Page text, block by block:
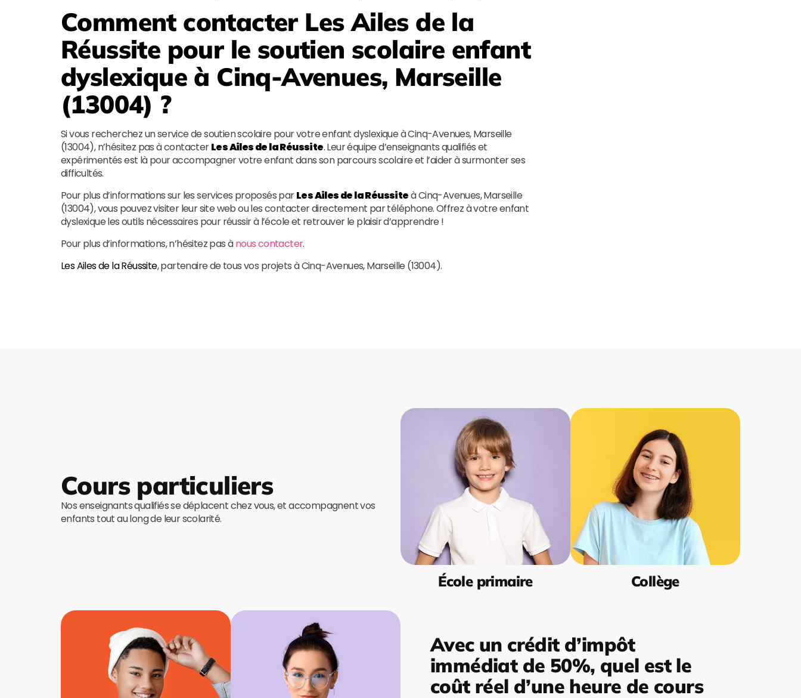
Comment contacter Les Ailes de la
Réussite pour le soutien scolaire enfant
dyslexique à Cinq-Avenues, Marseille
(13004) ?
Si vous recherchez un service de soutien scolaire pour votre enfant dyslexique à Cinq-Avenues, Marseille
(13004), n’hésitez pas à contacterLes Ailes de la Réussite. Leur équipe d’enseignants qualifiés et
expérimentés est là pour accompagner votre enfant dans son parcours scolaire et l’aider à surmonter ses
difficultés.
Pour plus d’informations sur les services proposés parLes Ailes de la Réussiteà Cinq-Avenues, Marseille
(13004), vous pouvez visiter leur site web ou les contacter directement par téléphone. Offrez à votre enfant
dyslexique les outils nécessaires pour réussir à l’école et retrouver le plaisir d’apprendre !
Pour plus d’informations, n’hésitez pas ànous contacter.
Les Ailes de la Réussite, partenaire de tous vos projets à Cinq-Avenues, Marseille (13004).
Cours particuliers
Nos enseignants qualifiés se déplacent chez vous, et accompagnent vos
enfants tout au long de leur scolarité.
École primaire Collège
Avec un crédit d’impôt
immédiat de 50%, quel est le
coût réel d’une heure de cours